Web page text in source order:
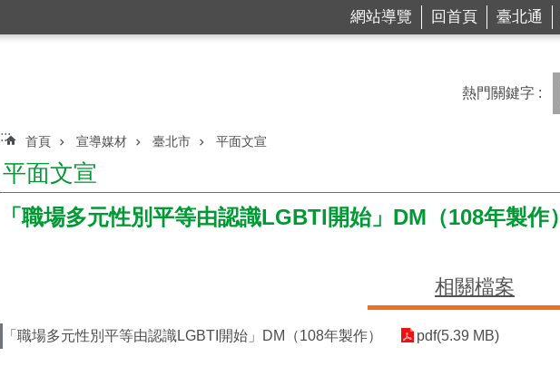
網站導覽 回首頁 臺北通
熱門關鍵字
::: 首頁 宣導媒材 臺北市 平面文宣
平面文宣
「職場多元性別平等由認識LGBTI開始」DM（108年製作）
相關檔案
「職場多元性別平等由認識LGBTI開始」DM（108年製作） pdf(5.39 MB)